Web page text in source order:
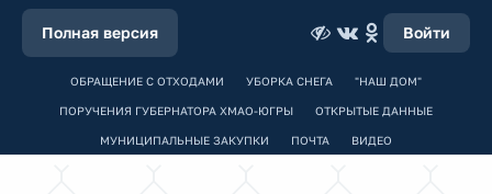
Полная версия Войти
ОБРАЩЕНИЕ С ОТХОДАМИ УБОРКА СНЕГА "НАШ ДОМ"
ПОРУЧЕНИЯ ГУБЕРНАТОРА ХМАО-ЮГРЫ ОТКРЫТЫЕ ДАННЫЕ
МУНИЦИПАЛЬНЫЕ ЗАКУПКИ ПОЧТА ВИДЕО